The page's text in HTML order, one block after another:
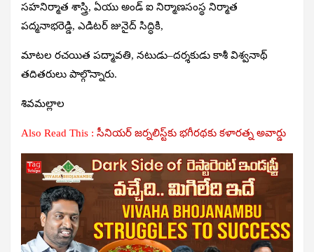
సహనిర్మాత శాస్త్రి, ఏయు అండ్‌ ఐ నిర్మాణసంస్థ నిర్మాత
పద్మనాభరెడ్డి, ఎడిటర్‌ జునైద్‌ సిద్ధికి,
మాటల రచయిత పద్మావతి, నటుడు–దర్శకుడు కాశీ విశ్వనాథ్‌
తదితరులు పాల్గొన్నారు.
శివమల్లాల
Also Read This : సీనియర్ జర్నలిస్ట్‌కు భగీరథకు కళారత్న అవార్డు